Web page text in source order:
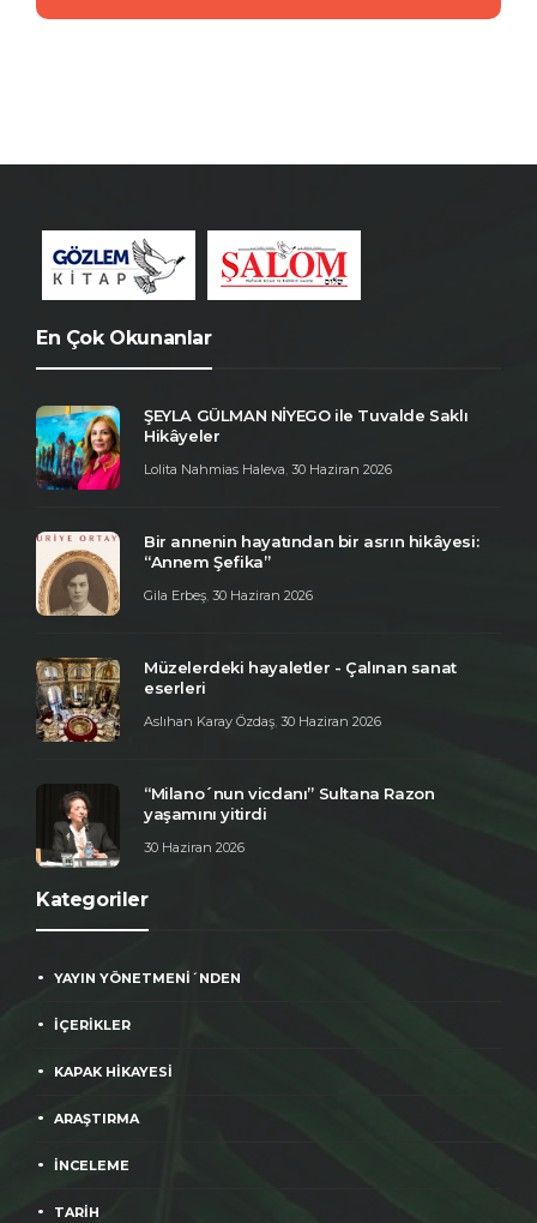
En Çok Okunanlar
ŞEYLA GÜLMAN NİYEGO ile Tuvalde Saklı
Hikâyeler
Lolita Nahmias Haleva, 30 Haziran 2026
Bir annenin hayatından bir asrın hikâyesi:
“Annem Şefika”
Gila Erbeş, 30 Haziran 2026
Müzelerdeki hayaletler - Çalınan sanat
eserleri
Aslıhan Karay Özdaş, 30 Haziran 2026
“Milano´nun vicdanı” Sultana Razon
yaşamını yitirdi
30 Haziran 2026
Kategoriler
YAYIN YÖNETMENİ´NDEN
İÇERİKLER
KAPAK HİKAYESİ
ARAŞTIRMA
İNCELEME
TARİH